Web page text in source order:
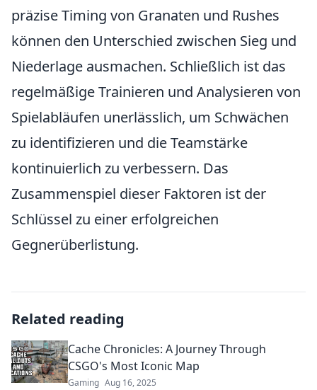
präzise Timing von Granaten und Rushes
können den Unterschied zwischen Sieg und
Niederlage ausmachen. Schließlich ist das
regelmäßige Trainieren und Analysieren von
Spielabläufen unerlässlich, um Schwächen
zu identifizieren und die Teamstärke
kontinuierlich zu verbessern. Das
Zusammenspiel dieser Faktoren ist der
Schlüssel zu einer erfolgreichen
Gegnerüberlistung.
Related reading
Cache Chronicles: A Journey Through
CSGO's Most Iconic Map
Gaming Aug 16, 2025